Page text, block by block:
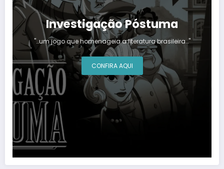
Investigação Póstuma
"…um jogo que homenageia a literatura brasileira…"
CONFIRA AQUI